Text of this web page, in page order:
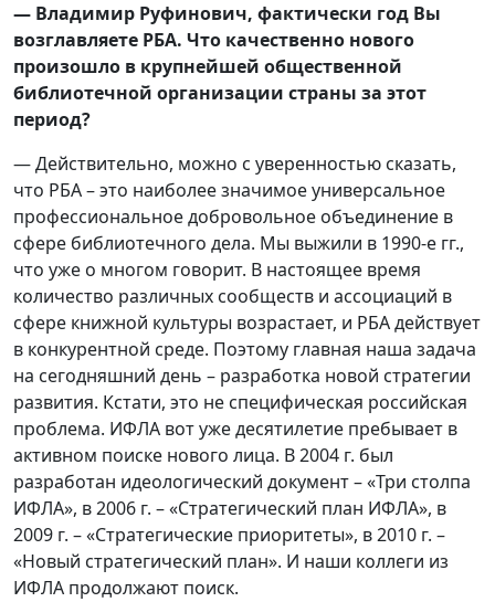
— Владимир Руфинович, фактически год Вы
возглавляете РБА. Что качественно нового
произошло в крупнейшей общественной
библиотечной организации страны за этот
период?
— Действительно, можно с уверенностью сказать,
что РБА – это наиболее значимое универсальное
профессиональное добровольное объединение в
сфере библиотечного дела. Мы выжили в 1990-е гг.,
что уже о многом говорит. В настоящее время
количество различных сообществ и ассоциаций в
сфере книжной культуры возрастает, и РБА действует
в конкурентной среде. Поэтому главная наша задача
на сегодняшний день – разработка новой стратегии
развития. Кстати, это не специфическая российская
проблема. ИФЛА вот уже десятилетие пребывает в
активном поиске нового лица. В 2004 г. был
разработан идеологический документ – «Три столпа
ИФЛА», в 2006 г. – «Стратегический план ИФЛА», в
2009 г. – «Стратегические приоритеты», в 2010 г. –
«Новый стратегический план». И наши коллеги из
ИФЛА продолжают поиск.